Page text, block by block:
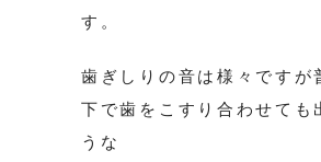
す。
歯ぎしりの音は様々ですが
下で歯をこすり合わせても
うな